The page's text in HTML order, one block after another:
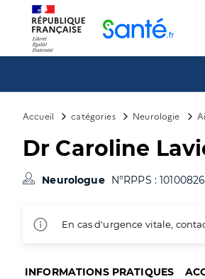
Accueil catégories Neurologie
Dr Caroline
Neurologue N°RPPS :
En cas d'urgence vitale,
INFORMATIONS PRATIQUES
Panneau de gestion des cookies